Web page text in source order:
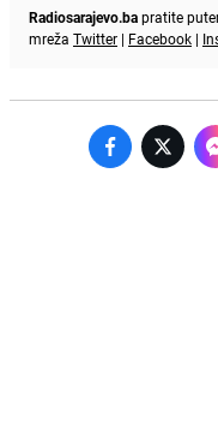
Radiosarajevo.bapratite
mreža Twitter | Facebook |